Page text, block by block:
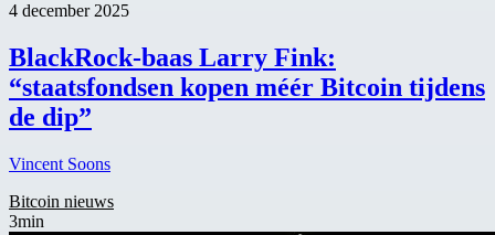
4 december 2025
BlackRock-baas Larry Fink:
“staatsfondsen kopen méér Bitcoin tijdens
de dip”
Vincent Soons
Bitcoin nieuws
3min